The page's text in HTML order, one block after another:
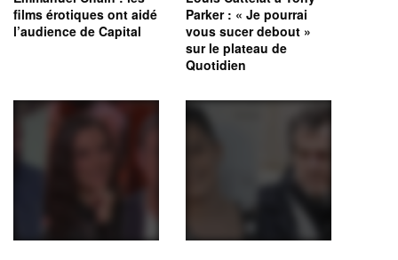
films érotiques ont aidé
l’audience de Capital
Parker : « Je pourrai
vous sucer debout »
sur le plateau de
Quotidien